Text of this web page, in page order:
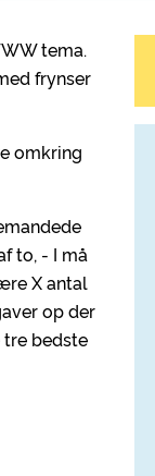
tema.
frynser
omkring
to, - I må
X antal
op der
bedste